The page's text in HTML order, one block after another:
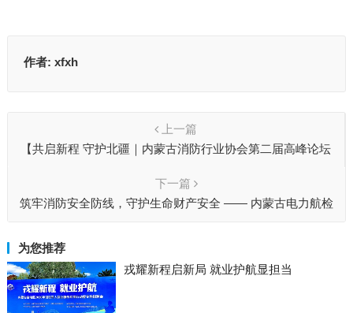
作者: xfxh
上一篇
【共启新程 守护北疆｜内蒙古消防行业协会第二届高峰论坛
下一篇
筑牢消防安全防线，守护生命财产安全 —— 内蒙古电力航检
为您推荐
戎耀新程启新局 就业护航显担当